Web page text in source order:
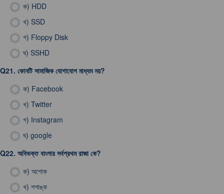
ক) HDD
খ) SSD
গ) Floppy Disk
ঘ) SSHD
Q21. কোনটি সামাজিক যোগাযোগ মাধ্যম নয়?
ক) Facebook
খ) Twitter
গ) Instagram
ঘ) google
Q22. অবিভক্ত বাংলার সর্বপ্রথম রাজা কে?
ক) অশোক
খ) শশাঙ্ক